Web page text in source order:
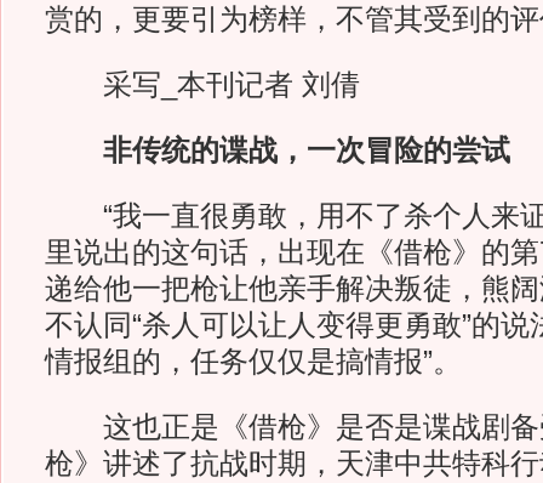
赏的，更要引为榜样，不管其受到的
采写_本刊记者 刘倩
非传统的谍战，一次冒险的尝试
“我一直很勇敢，用不了杀个人来
里说出的这句话，出现在《借枪》的
递给他一把枪让他亲手解决叛徒，熊
不认同“杀人可以让人变得更勇敢”的说
情报组的，任务仅仅是搞情报”。
这也正是《借枪》是否是谍战剧备
枪》讲述了抗战时期，天津中共特科